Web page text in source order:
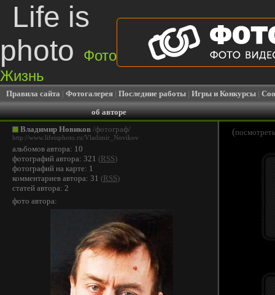
Life is
photo
Фото
Жизнь
Правила сайта | Фотогалерея | Последние работы | Игры и Конкурсы |
об авторе
Владимир Новиков /фотограф/
http://www.lifeisphoto.ru/Vladimir_Novikov
альбомов автора: 10
фотографий автора: 321 (RSS)
фотографий на карте: 1
комментариев автора: 31 (RSS)
статей автора: 2
фото автора:
(